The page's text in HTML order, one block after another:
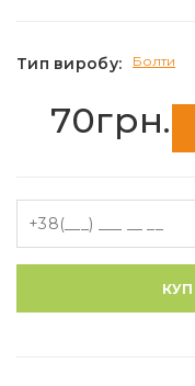
Тип виробу: Болти
70грн.